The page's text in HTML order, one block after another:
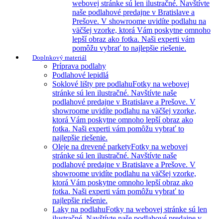
webovej stránke sú len ilustračné. Navštívte
naše podlahové predajne v Bratislave a
Prešove. V showroome uvidíte podlahu na
väčšej vzorke, ktorá Vám poskytne omnoho
lepší obraz ako fotka. Naši experti vám
pomôžu vybrať to najlepšie riešenie.
Doplnkový materiál
Príprava podlahy
Podlahové lepidlá
Soklové lišty pre podlahuFotky na webovej
stránke sú len ilustračné. Navštívte naše
podlahové predajne v Bratislave a Prešove. V
showroome uvidíte podlahu na väčšej vzorke,
ktorá Vám poskytne omnoho lepší obraz ako
fotka. Naši experti vám pomôžu vybrať to
najlepšie riešenie.
Oleje na drevené parketyFotky na webovej
stránke sú len ilustračné. Navštívte naše
podlahové predajne v Bratislave a Prešove. V
showroome uvidíte podlahu na väčšej vzorke,
ktorá Vám poskytne omnoho lepší obraz ako
fotka. Naši experti vám pomôžu vybrať to
najlepšie riešenie.
Laky na podlahuFotky na webovej stránke sú len